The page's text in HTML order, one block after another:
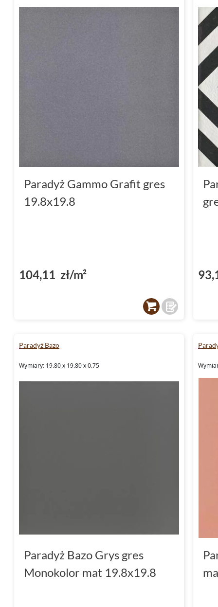
Paradyż Gammo Grafit gres
19.8x19.8
104,11 zł/m²
Paradyż Bazo
Wymiary: 19.80 x 19.80 x 0.75
Paradyż Bazo Grys gres
Monokolor mat 19.8x19.8